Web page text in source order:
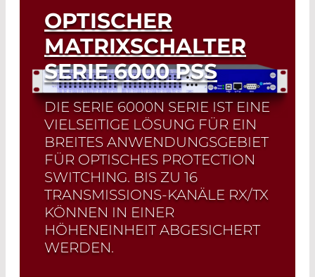
OPTISCHER
MATRIXSCHALTER
SERIE 6000 PSS
DIE SERIE 6000N SERIE IST EINE
VIELSEITIGE LÖSUNG FÜR EIN
BREITES ANWENDUNGSGEBIET
FÜR OPTISCHES PROTECTION
SWITCHING. BIS ZU 16
TRANSMISSIONS-KANÄLE RX/TX
KÖNNEN IN EINER
HÖHENEINHEIT ABGESICHERT
WERDEN.